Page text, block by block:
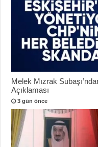
Melek Mızrak
Açıklaması
3 gün önce